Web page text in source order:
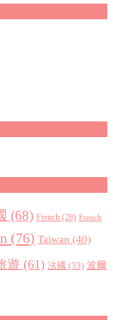
(68) French (28) French
(76) Taiwan (40)
遊 (61) 法國 (33) 波爾